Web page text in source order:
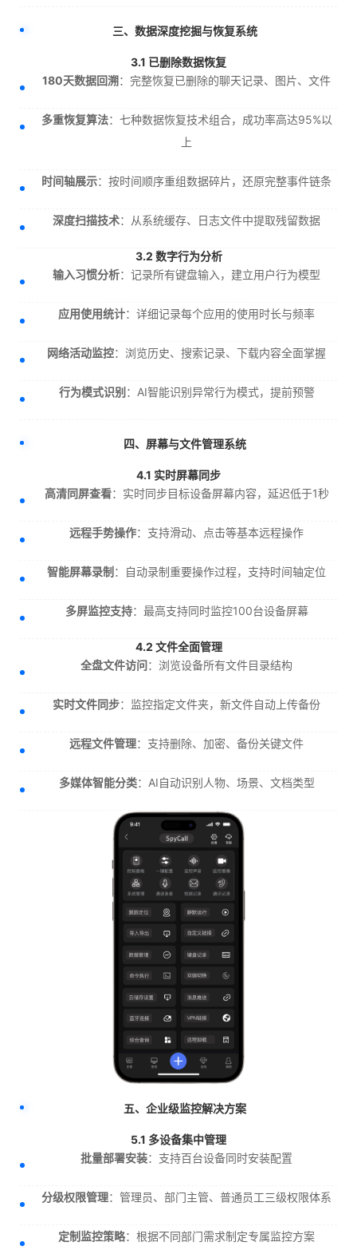
三、数据深度挖掘与恢复系统
3.1 已删除数据恢复
180天数据回溯：完整恢复已删除的聊天记录、图片、文件
多重恢复算法：七种数据恢复技术组合，成功率高达95%以
上
时间轴展示：按时间顺序重组数据碎片，还原完整事件链条
深度扫描技术：从系统缓存、日志文件中提取残留数据
3.2 数字行为分析
输入习惯分析：记录所有键盘输入，建立用户行为模型
应用使用统计：详细记录每个应用的使用时长与频率
网络活动监控：浏览历史、搜索记录、下载内容全面掌握
行为模式识别 ：AI智能识别异常行为模式，提前预警
四、屏幕与文件管理系统
4.1 实时屏幕同步
高清同屏查看：实时同步目标设备屏幕内容，延迟低于1秒
远程手势操作：支持滑动、点击等基本远程操作
智能屏幕录制 ：自动录制重要操作过程，支持时间轴定位
多屏监控支持：最高支持同时监控100台设备屏幕
4.2 文件全面管理
全盘文件访问：浏览设备所有文件目录结构
实时文件同步：监控指定文件夹，新文件自动上传备份
远程文件管理：支持删除、加密、备份关键文件
多媒体智能分类：AI自动识别人物、场景、文档类型
五、企业级监控解决方案
5.1 多设备集中管理
批量部署安装：支持百台设备同时安装配置
分级权限管理：管理员、部门主管、普通员工三级权限体系
定制监控策略：根据不同部门需求制定专属监控方案